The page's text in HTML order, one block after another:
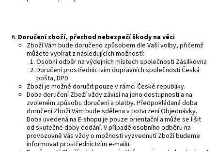
Doručení zboží, přechod nebezpečí škody na věci
Zboží Vám bude doručeno způsobem dle Vaší volby, přičemž
můžete vybírat z následujících možností:
Osobní odběr na výdejních místech společnosti Zásilkovna
Doručení prostřednictvím dopravních společností Česká
pošta, DPD
Zboží je možné doručit pouze v rámci České republiky.
Doba doručení Zboží vždy závisí na jeho dostupnosti a na
zvoleném způsobu doručení a platby. Předpokládaná doba
doručení Zboží Vám bude sdělena v potvrzení Objednávky.
Doba uvedená na E-shopu je pouze orientační a může se lišit
od skutečné doby dodání. V případě osobního odběru na
provozovně Vás vždy o možnosti vyzvednutí Zboží budeme
informovat prostřednictvím e-mailu.